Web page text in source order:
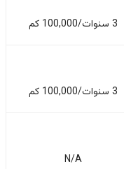
3 سنوات/100,000 كم
3 سنوات/100,000 كم
N/A